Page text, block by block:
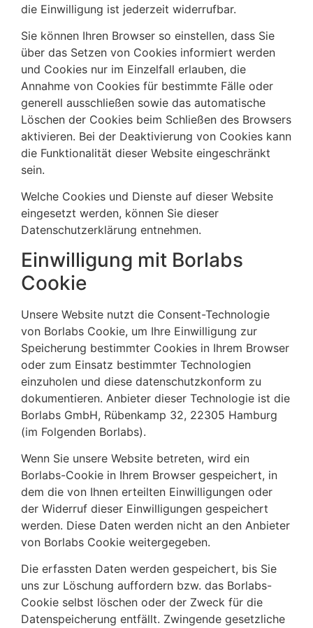
die Einwilligung ist jederzeit widerrufbar.
Sie können Ihren Browser so einstellen, dass Sie
über das Setzen von Cookies informiert werden
und Cookies nur im Einzelfall erlauben, die
Annahme von Cookies für bestimmte Fälle oder
generell ausschließen sowie das automatische
Löschen der Cookies beim Schließen des Browsers
aktivieren. Bei der Deaktivierung von Cookies kann
die Funktionalität dieser Website eingeschränkt
sein.
Welche Cookies und Dienste auf dieser Website
eingesetzt werden, können Sie dieser
Datenschutzerklärung entnehmen.
Einwilligung mit Borlabs
Cookie
Unsere Website nutzt die Consent-Technologie
von Borlabs Cookie, um Ihre Einwilligung zur
Speicherung bestimmter Cookies in Ihrem Browser
oder zum Einsatz bestimmter Technologien
einzuholen und diese datenschutzkonform zu
dokumentieren. Anbieter dieser Technologie ist die
Borlabs GmbH, Rübenkamp 32, 22305 Hamburg
(im Folgenden Borlabs).
Wenn Sie unsere Website betreten, wird ein
Borlabs-Cookie in Ihrem Browser gespeichert, in
dem die von Ihnen erteilten Einwilligungen oder
der Widerruf dieser Einwilligungen gespeichert
werden. Diese Daten werden nicht an den Anbieter
von Borlabs Cookie weitergegeben.
Die erfassten Daten werden gespeichert, bis Sie
uns zur Löschung auffordern bzw. das Borlabs-
Cookie selbst löschen oder der Zweck für die
Datenspeicherung entfällt. Zwingende gesetzliche